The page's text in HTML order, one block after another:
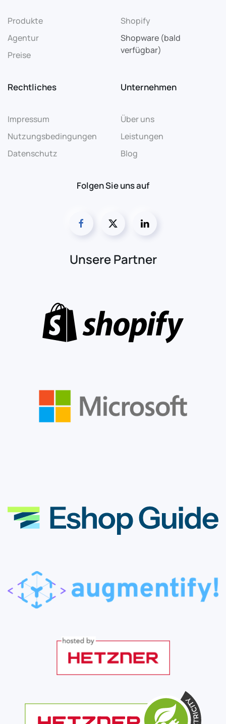
Produkte
Agentur
Preise
Shopify
Shopware (bald
verfügbar)
Rechtliches
Impressum
Nutzungsbedingungen
Datenschutz
Unternehmen
Über uns
Leistungen
Blog
Folgen Sie uns auf
Unsere Partner